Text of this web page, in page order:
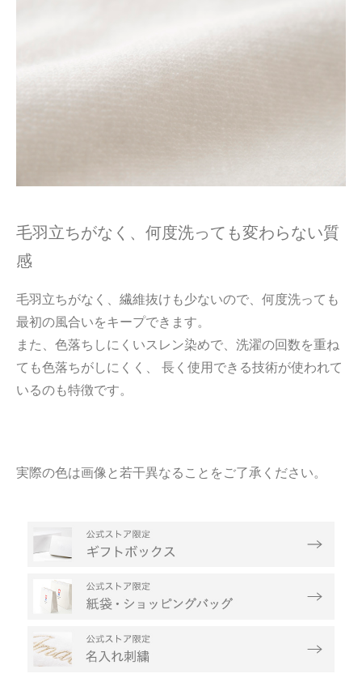
毛羽立ちがなく、何度洗っても変わらない質
感
毛羽立ちがなく、繊維抜けも少ないので、何度洗っても
最初の風合いをキープできます。
また、色落ちしにくいスレン染めで、洗濯の回数を重ね
ても色落ちがしにくく、 長く使用できる技術が使われて
いるのも特徴です。
実際の色は画像と若干異なることをご了承ください。